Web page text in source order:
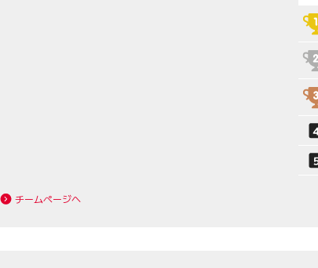
チームページへ